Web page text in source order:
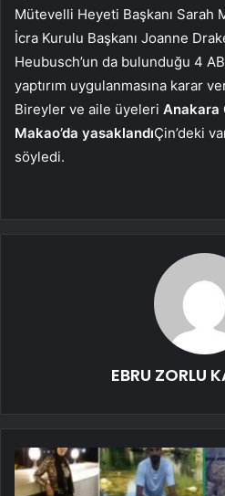
Mütevelli Heyeti Başkanı Sarah
İcra Kurulu Başkanı Joanne
Heubusch’un da bulunduğu 4
yaptırım uygulanmasına karar
Bireyler ve aile üyeleri Anakara
Makao’da yasaklandıÇin’deki
söyledi.
EBRU ZORLU